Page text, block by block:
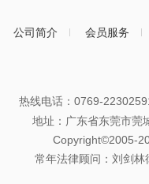
公司简介 会员服务
热线电话：0769-
地址： 广东省东莞市莞
Copyright©2005-
常年法律顾问：刘剑林